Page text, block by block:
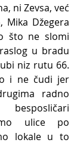
ni Zevsa, već
Mika Džegera
što ne slomi
u bradu
niz rutu 66.
i ne čudi jer
radno
ulice po
lokale u to